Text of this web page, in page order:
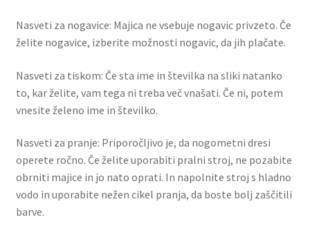
Nasveti za nogavice: Majica ne vsebuje nogavic privzeto. Če
želite nogavice, izberite možnosti nogavic, da jih plačate.
Nasveti za tiskom: Če sta ime in številka na sliki natanko
to, kar želite, vam tega ni treba več vnašati. Če ni, potem
vnesite želeno ime in številko.
Nasveti za pranje: Priporočljivo je, da nogometni dresi
operete ročno. Če želite uporabiti pralni stroj, ne pozabite
obrniti majice in jo nato oprati. In napolnite stroj s hladno
vodo in uporabite nežen cikel pranja, da boste bolj zaščitili
barve.